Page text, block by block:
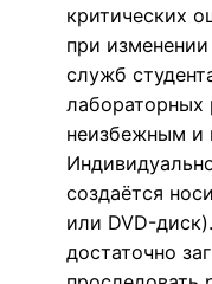
критических
при
служб
лабораторных
неизбежным и
создаётся
или DVD-
достаточно